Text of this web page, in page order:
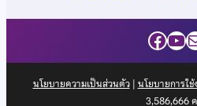
นโยบายความเป็นส่วนตัว| นโยบายการใ
3,586,666